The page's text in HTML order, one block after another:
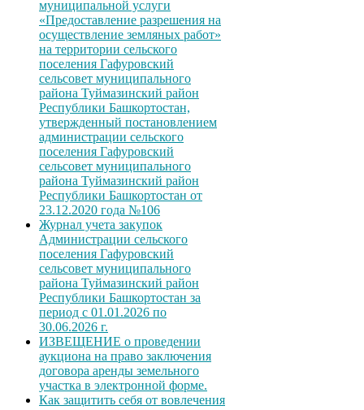
муниципальной услуги
«Предоставление разрешения на
осуществление земляных работ»
на территории сельского
поселения Гафуровский
сельсовет муниципального
района Туймазинский район
Республики Башкортостан,
утвержденный постановлением
администрации сельского
поселения Гафуровский
сельсовет муниципального
района Туймазинский район
Республики Башкортостан от
23.12.2020 года №106
Журнал учета закупок
Администрации сельского
поселения Гафуровский
сельсовет муниципального
района Туймазинский район
Республики Башкортостан за
период с 01.01.2026 по
30.06.2026 г.
ИЗВЕЩЕНИЕ о проведении
аукциона на право заключения
договора аренды земельного
участка в электронной форме.
Как защитить себя от вовлечения